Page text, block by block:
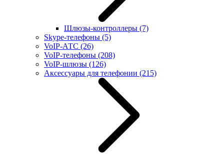
Шлюзы-контроллеры (7)
Skype-телефоны (5)
VoIP-АТС (26)
VoIP-телефоны (208)
VoIP-шлюзы (126)
Аксессуары для телефонии (215)